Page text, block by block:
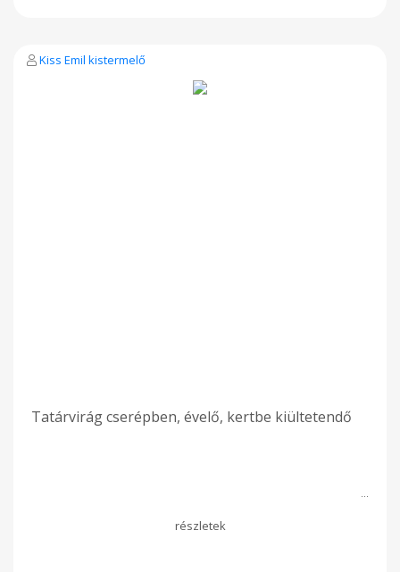
Kiss Emil kistermelő
Tatárvirág cserépben, évelő, kertbe kiültetendő